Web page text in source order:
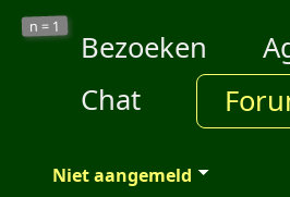
n = 1
Bezoeken
Chat
Niet aangemeld